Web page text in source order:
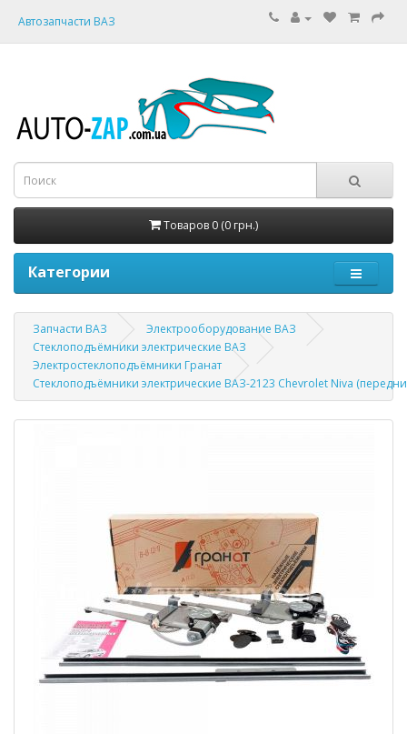
Автозапчасти ВАЗ
Товаров 0 (0 грн.)
Категории
Запчасти ВАЗ
Электрооборудование ВАЗ
Стеклоподъёмники электрические ВАЗ
Электростеклоподъёмники Гранат
Стеклоподъёмники электрические ВАЗ-2123 Chevrolet Niva